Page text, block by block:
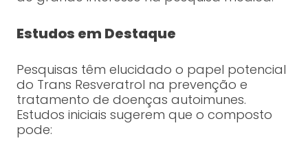
Estudos em Destaque
Pesquisas têm elucidado o papel potencial
do Trans Resveratrol na prevenção e
tratamento de doenças autoimunes.
Estudos iniciais sugerem que o composto
pode: